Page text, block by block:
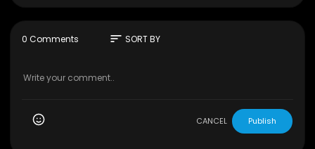
0 Comments sort SORT BY
CANCEL Publish